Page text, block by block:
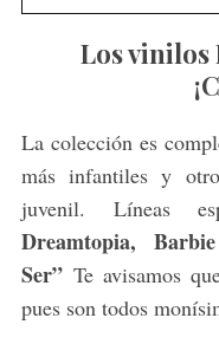
Los vinilos
La colección es
más infantiles y
juvenil. Líneas
Dreamtopia,
Ser” Te avisamos
pues son todos